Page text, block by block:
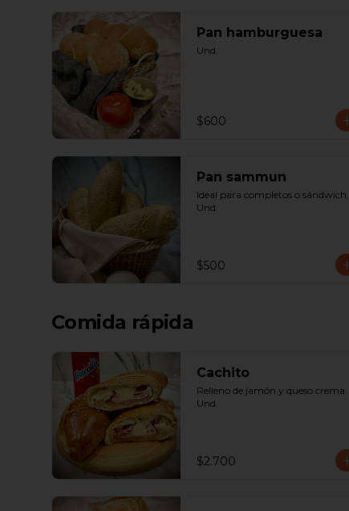
Pan hamburguesa
Und.
$600
Pan sammun
Ideal para completos o sándwich.
Und.
$500
Comida rápida
Cachito
Relleno de jamón y queso crema.
Und.
$2.700